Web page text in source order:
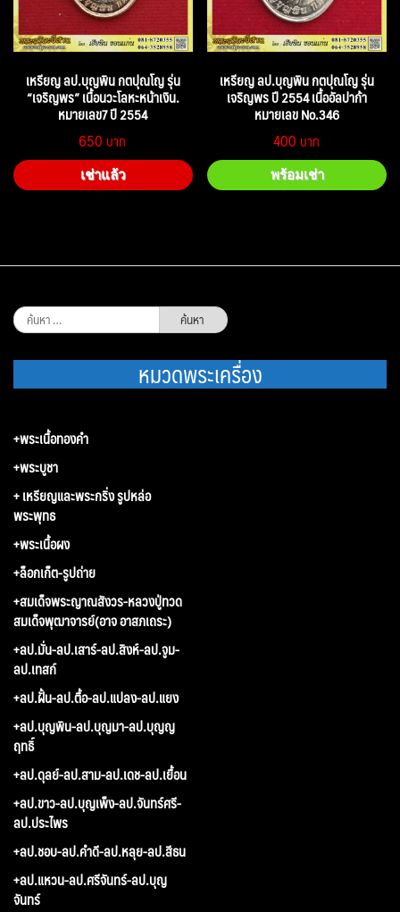
เหรียญ ลป.บุญพิน กตปุณโญ รุ่น
“เจริญพร” เนื้อนวะโลหะหน้าเงิน.
หมายเลข7 ปี 2554
650
เช่าแล้ว
เหรียญ ลป.บุญพิน กตปุณโญ รุ่น
เจริญพร ปี 2554 เนื้ออัลปาก้า
หมายเลข No.346
400
พร้อมเช่า
ค้นหา
สำหรับ:
หมวดพระเครื่อง
+พระเนื้อทองคำ
+พระบูชา
+ เหรียญและพระกริ่ง รูปหล่อ
พระพุทธ
+พระเนื้อผง
+ล็อกเก็ต-รูปถ่าย
+สมเด็จพระญาณสังวร-หลวงปู่ทวด
สมเด็จพุฒาจารย์(อาจ อาสภเถระ)
+ลป.มั่น-ลป.เสาร์-ลป.สิงห์-ลป.จูม-
ลป.เทสก์
+ลป.ฝั้น-ลป.ตื้อ-ลป.แปลง-ลป.แยง
+ลป.บุญพิน-ลป.บุญมา-ลป.บุญญ
ฤทธิ์
+ลป.ดุลย์-ลป.สาม-ลป.เดช-ลป.เยื้อน
+ลป.ขาว-ลป.บุญเพ็ง-ลป.จันทร์ศรี-
ลป.ประไพร
+ลป.ชอบ-ลป.คำดี-ลป.หลุย-ลป.สีธน
+ลป.แหวน-ลป.ศรีจันทร์-ลป.บุญ
จันทร์